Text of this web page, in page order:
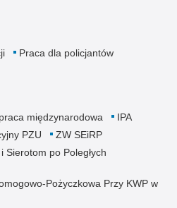
Praca dla policjantów
międzynarodowa
IPA
PZU
ZW SEiRP
Sierotom po Poległych
Pożyczkowa Przy KWP w